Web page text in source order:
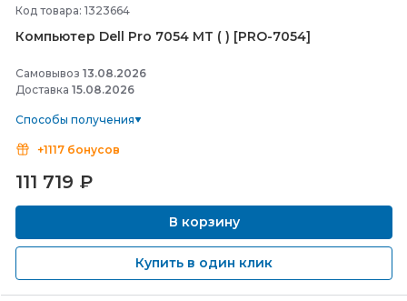
Код товара: 1323664
Компьютер Dell Pro 7054 MT ( ) [PRO-7054]
Самовывоз 13.08.2026
Доставка 15.08.2026
Способы получения
+1117 бонусов
111 719 ₽
В корзину
Купить в один клик